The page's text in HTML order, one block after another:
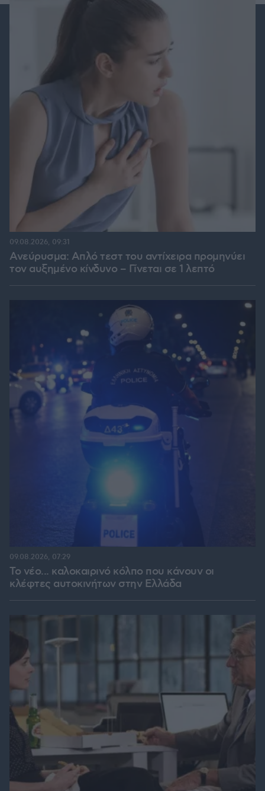
Ανεύρυσμα: Απλό τεστ του αντίχειρα προμηνύει
τον αυξημένο κίνδυνο – Γίνεται σε 1 λεπτό
09.08.2026, 09:31
Το νέο... καλοκαιρινό κόλπο που κάνουν οι
κλέφτες αυτοκινήτων στην Ελλάδα
09.08.2026, 07:29